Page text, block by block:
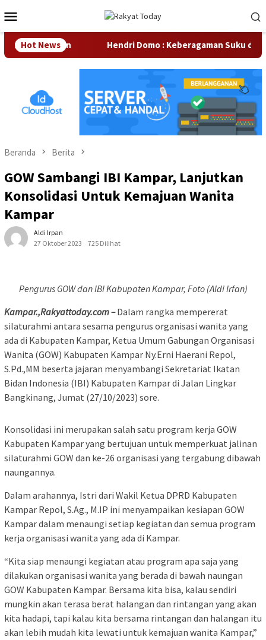
ke
kontenMobile
Hot News
Perusahaan Hendri Domo : Keberagaman Suku dan
Beranda Berita
GOW Sambangi IBI Kampar, Lanjutkan
Konsolidasi Untuk Kemajuan Wanita
Kampar
Aldi Irpan
27 Oktober 2023
725 Dilihat
Pengurus GOW dan IBI Kabupaten Kampar, Foto (Aldi Irfan)
Kampar.,Rakyattoday.com –Dalam rangka mempererat
silaturahmi antara sesama pengurus organisasi wanita yang
ada di Kabupaten Kampar, Ketua Umum Gabungan Organisasi
Wanita (GOW) Kabupaten Kampar Ny.Erni Haerani Repol,
S.Pd.,MM beserta jajaran menyambangi Sekretariat Ikatan
Bidan Indonesia (IBI) Kabupaten Kampar di Jalan Lingkar
Bangkinang, Jumat (27/10/2023) sore.
Konsolidasi ini merupakan salah satu program kerja GOW
Kabupaten Kampar yang bertujuan untuk memperkuat jalinan
silaturahmi GOW dan ke-26 organisasi yang tergabung dibawah
naungannya.
Dalam arahannya, Istri dari Wakil Ketua DPRD Kabupaten
Kampar Repol, S.Ag., M.IP ini menyampaikan kesiapan GOW
Kampar dalam menaungi setiap kegiatan dan semua program
kerja organisasi wanita yang ada di Kampar.
“Kita siap menaungi kegiatan atau program apa saja yang
dilakukan organisasi wanita yang berada di bawah naungan
GOW Kabupaten Kampar. Bersama kita bisa, kalau sendiri
mungkin akan terasa berat halangan dan rintangan yang akan
kita hadapi, tapi kalau kita bersama rintangan dan halangan itu
akan lebih mudah kita lewati untuk kemajuan wanita Kampar,”